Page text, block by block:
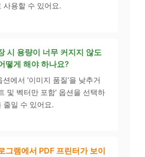
사용할 수 있어요.
시 용량이 너무 커지지 않도
떻게 해야 하나요?
에서 ‘이미지 품질’을 낮추거
및 벡터만 포함’ 옵션을 선택하
줄일 수 있어요.
그램에서 PDF 프린터가 보이